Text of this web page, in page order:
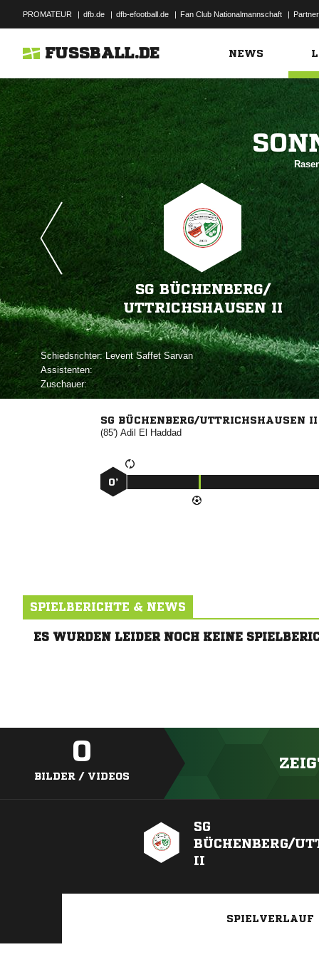
PROMATEUR | dfb.de | dfb-efootball.de | Fan Club Nationalmannschaft | Partner
FUSSBALL.DE NEWS
SG BÜCHENBERG/​
UTTRICHSHAUSEN II
Schiedsrichter:  
Assistenten:
Zuschauer:
SG BÜCHENBERG/UTTRICHSHAUSEN II
(85')   
0’
SPIELBERICHTE & NEWS
ES WURDEN LEIDER NOCH KEINE
0
BILDER / VIDEOS
SG
BÜCHENBERG/
II
SPIELVERLAUF